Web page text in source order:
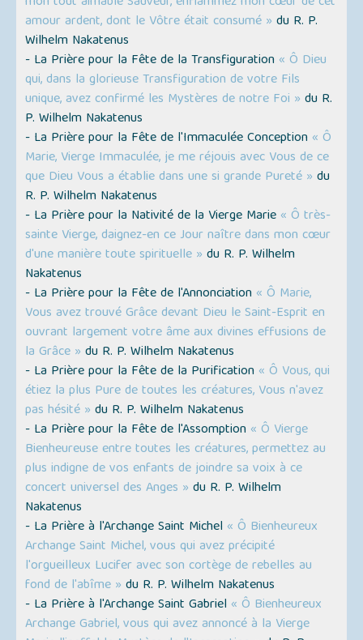
amour ardent, dont le Vôtre était consumé » du R. P.
Wilhelm Nakatenus
- La Prière pour la Fête de la Transfiguration « Ô Dieu
qui, dans la glorieuse Transfiguration de votre Fils
unique, avez confirmé les Mystères de notre Foi » du R.
P. Wilhelm Nakatenus
- La Prière pour la Fête de l'Immaculée Conception « Ô
Marie, Vierge Immaculée, je me réjouis avec Vous de ce
que Dieu Vous a établie dans une si grande Pureté » du
R. P. Wilhelm Nakatenus
- La Prière pour la Nativité de la Vierge Marie « Ô très-
sainte Vierge, daignez-en ce Jour naître dans mon cœur
d'une manière toute spirituelle » du R. P. Wilhelm
Nakatenus
- La Prière pour la Fête de l'Annonciation « Ô Marie,
Vous avez trouvé Grâce devant Dieu le Saint-Esprit en
ouvrant largement votre âme aux divines effusions de
la Grâce » du R. P. Wilhelm Nakatenus
- La Prière pour la Fête de la Purification « Ô Vous, qui
étiez la plus Pure de toutes les créatures, Vous n'avez
pas hésité » du R. P. Wilhelm Nakatenus
- La Prière pour la Fête de l'Assomption « Ô Vierge
Bienheureuse entre toutes les créatures, permettez au
plus indigne de vos enfants de joindre sa voix à ce
concert universel des Anges » du R. P. Wilhelm
Nakatenus
- La Prière à l'Archange Saint Michel « Ô Bienheureux
Archange Saint Michel, vous qui avez précipité
l'orgueilleux Lucifer avec son cortège de rebelles au
fond de l'abîme » du R. P. Wilhelm Nakatenus
- La Prière à l'Archange Saint Gabriel « Ô Bienheureux
Archange Gabriel, vous qui avez annoncé à la Vierge